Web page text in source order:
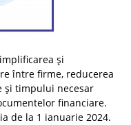
și
între firme, reducerea
și timpului necesar
financiare.
de la 1 ianuarie 2024.